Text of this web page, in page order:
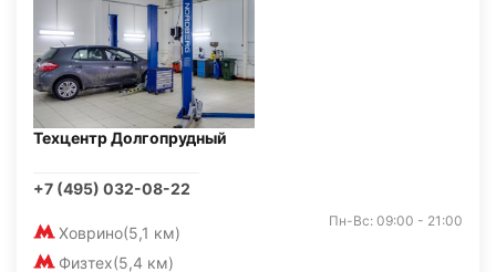
Техцентр Долгопрудный
+7 (495) 032-08-22
Ховрино(5,1 км)
Физтех(5,4 км)
Пн-Вс: 09:00 - 21:00